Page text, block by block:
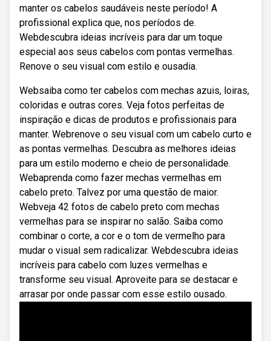
manter os cabelos saudáveis neste período! A
profissional explica que, nos períodos de.
Webdescubra ideias incríveis para dar um toque
especial aos seus cabelos com pontas vermelhas.
Renove o seu visual com estilo e ousadia.
Websaiba como ter cabelos com mechas azuis, loiras,
coloridas e outras cores. Veja fotos perfeitas de
inspiração e dicas de produtos e profissionais para
manter. Webrenove o seu visual com um cabelo curto e
as pontas vermelhas. Descubra as melhores ideias
para um estilo moderno e cheio de personalidade.
Webaprenda como fazer mechas vermelhas em
cabelo preto. Talvez por uma questão de maior.
Webveja 42 fotos de cabelo preto com mechas
vermelhas para se inspirar no salão. Saiba como
combinar o corte, a cor e o tom de vermelho para
mudar o visual sem radicalizar. Webdescubra ideias
incríveis para cabelo com luzes vermelhas e
transforme seu visual. Aproveite para se destacar e
arrasar por onde passar com esse estilo ousado.